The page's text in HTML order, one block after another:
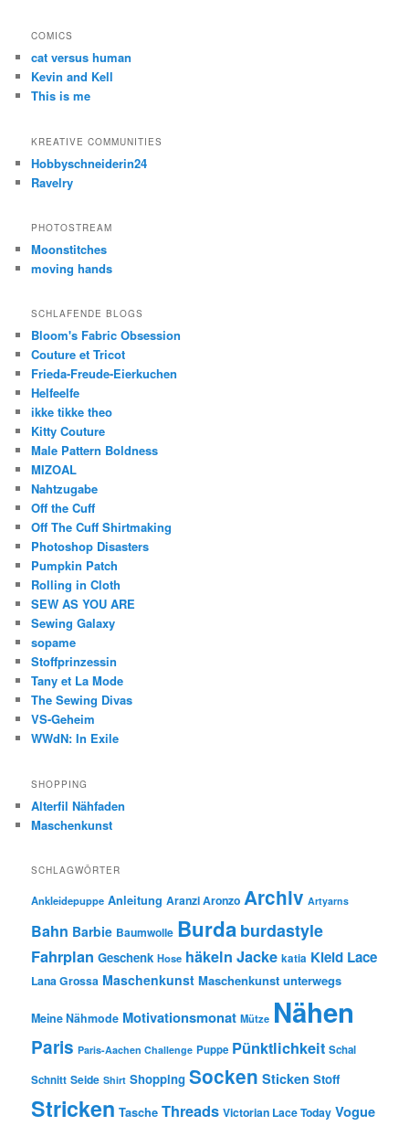
COMICS
cat versus human
Kevin and Kell
This is me
KREATIVE COMMUNITIES
Hobbyschneiderin24
Ravelry
PHOTOSTREAM
Moonstitches
moving hands
SCHLAFENDE BLOGS
Bloom's Fabric Obsession
Couture et Tricot
Frieda-Freude-Eierkuchen
Helfeelfe
ikke tikke theo
Kitty Couture
Male Pattern Boldness
MIZOAL
Nahtzugabe
Off the Cuff
Off The Cuff Shirtmaking
Photoshop Disasters
Pumpkin Patch
Rolling in Cloth
SEW AS YOU ARE
Sewing Galaxy
sopame
Stoffprinzessin
Tany et La Mode
The Sewing Divas
VS-Geheim
WWdN: In Exile
SHOPPING
Alterfil Nähfaden
Maschenkunst
SCHLAGWÖRTER
Ankleidepuppe Anleitung Aranzi Aronzo Archiv Artyarns
Bahn Barbie Baumwolle Burda burdastyle
Fahrplan Geschenk Hose häkeln Jacke katia Kleid Lace
Lana Grossa Maschenkunst Maschenkunst unterwegs
Meine Nähmode Motivationsmonat Mütze Nähen
Paris Paris-Aachen Challenge Puppe Pünktlichkeit Schal
Schnitt Seide Shirt Shopping Socken Sticken Stoff
Stricken Tasche Threads Victorian Lace Today Vogue